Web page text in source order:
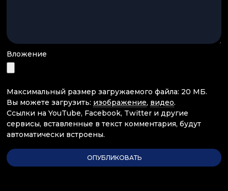
Вложение
Максимальный размер загружаемого файла: 20 МБ.
Вы можете загрузить: изображение, видео.
Ссылки на YouTube, Facebook, Twitter и другие
сервисы, вставленные в текст комментария, будут
автоматически встроены.